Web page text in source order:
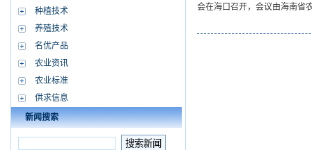
种植技术
养殖技术
名优产品
农业资讯
农业标准
供求信息
新闻搜索
会在海口召开，会议由海南省